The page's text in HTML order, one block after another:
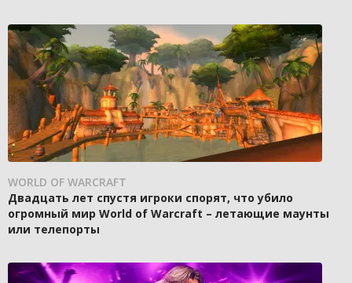
WORLD OF WARCRAFT
Двадцать лет спустя игроки спорят, что убило
огромный мир World of Warcraft – летающие маунты
или телепорты